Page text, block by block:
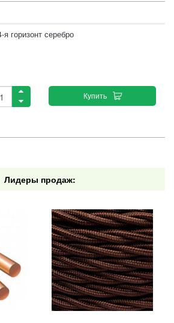
я горизонт серебро
Купить
Лидеры продаж: